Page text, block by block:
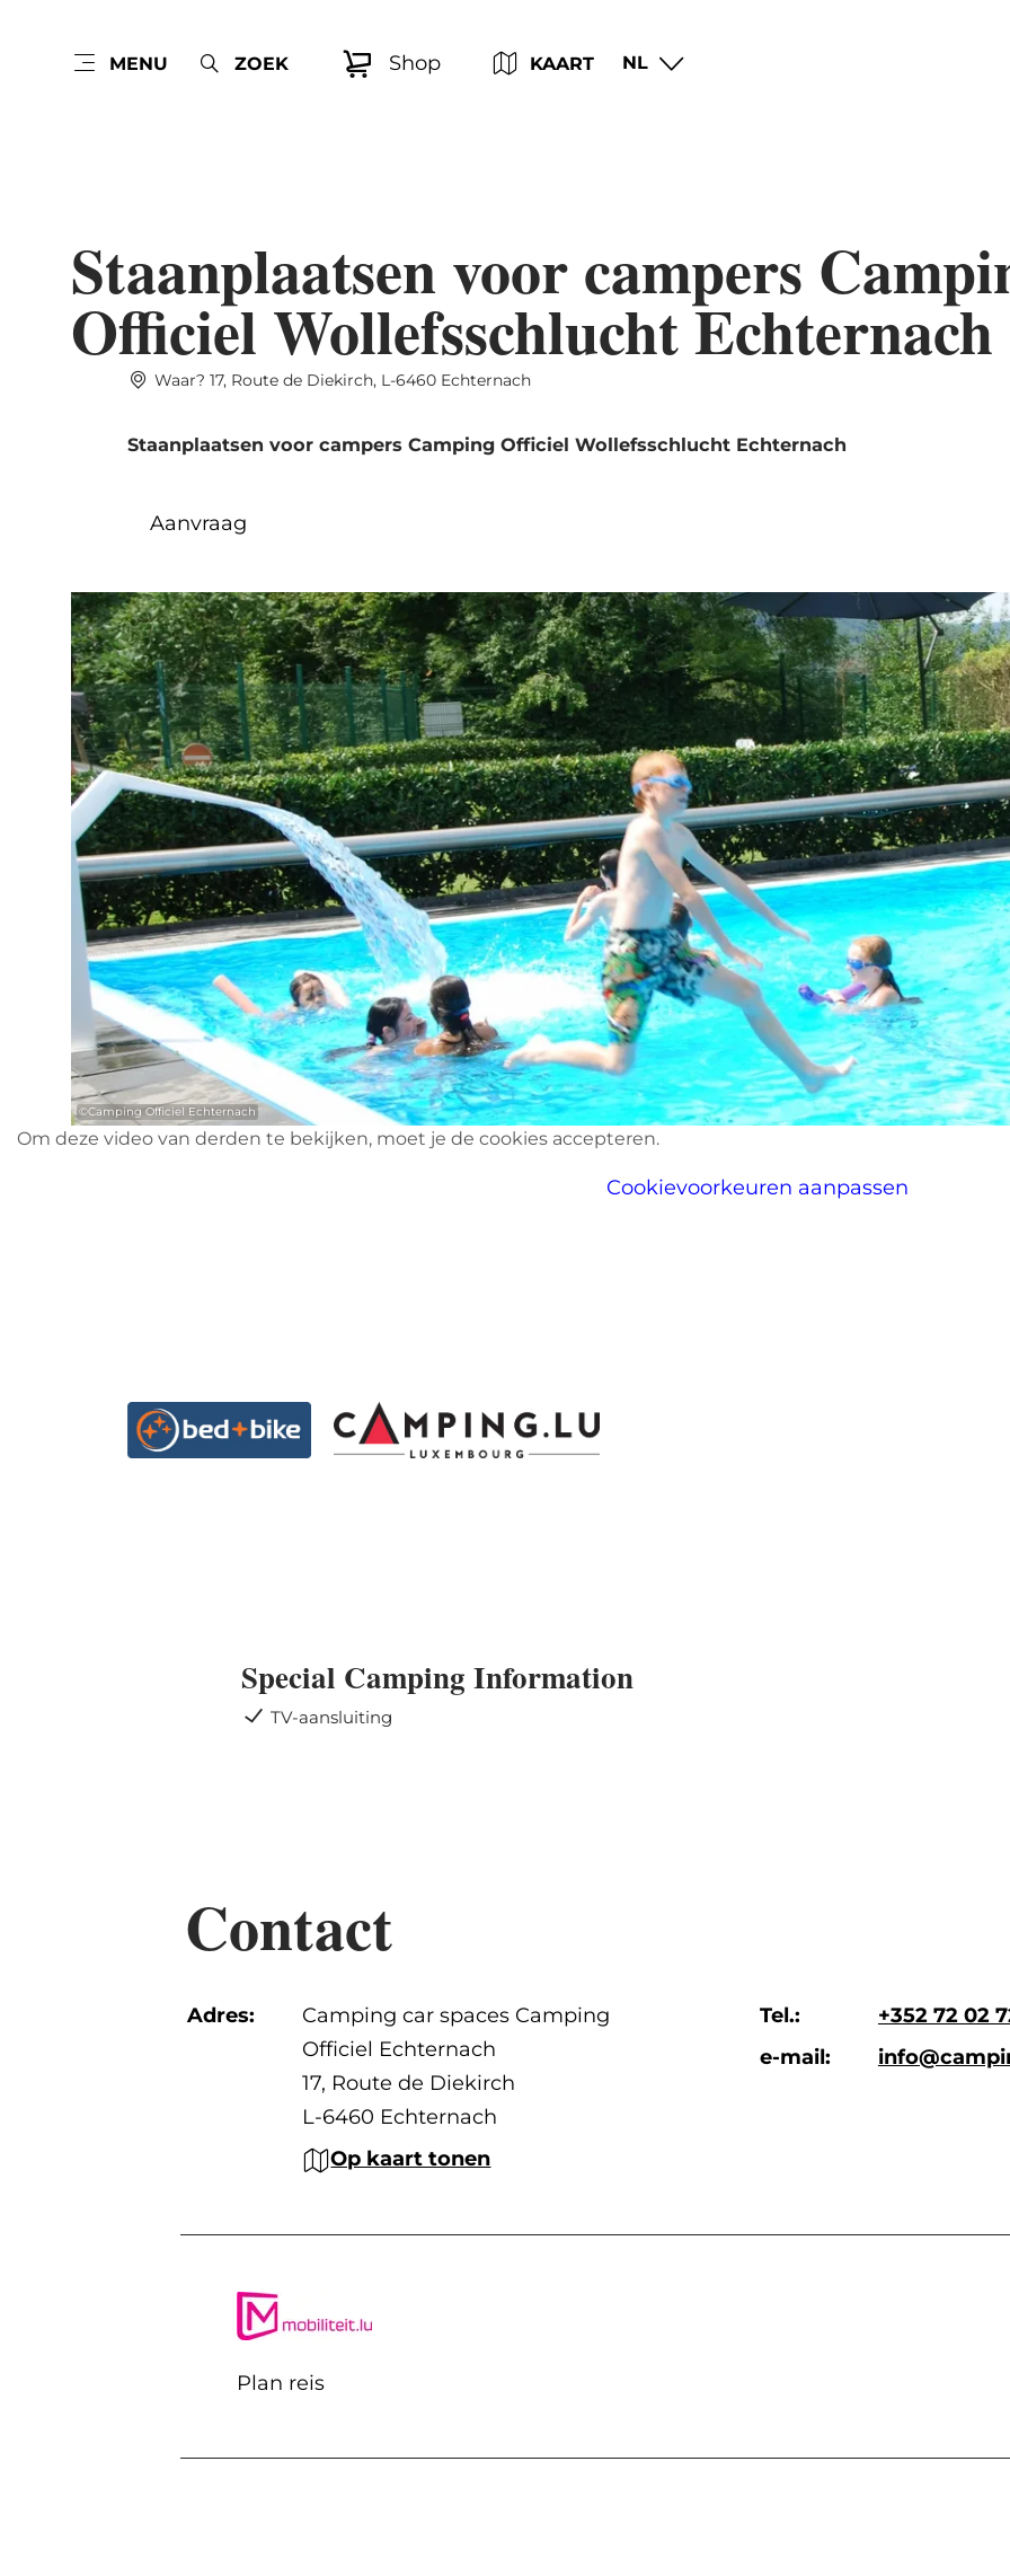
MENU ZOEK Shop KAART NL
Staanplaatsen voor campers
Officiel Wollefsschlucht Echternach
Waar? 17, Route de Diekirch, L-6460 Echternach
Staanplaatsen voor campers Camping Officiel Wollefsschlucht Echternach
Aanvraag
©Camping Officiel Echternach
Om deze video van derden te bekijken, moet je de cookies accepteren.
Cookievoorkeuren aanpassen
Special Camping Information
TV-aansluiting
Contact
Adres:
Camping car spaces Camping
Officiel Echternach
17, Route de Diekirch
L-6460 Echternach
Op kaart tonen
Tel.:
+352 72 02
e-mail:
Plan reis